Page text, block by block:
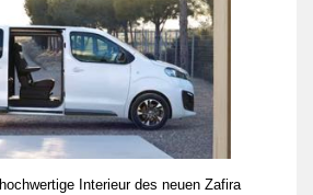
Interieur des neuen Zafira